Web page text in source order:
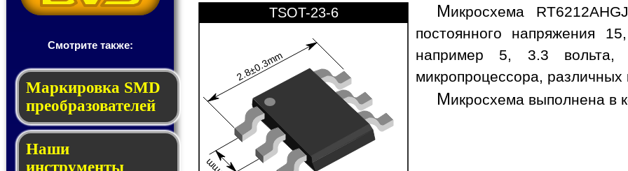
Смотрите также:
Мар­ки­ров­ка SMD
пре­об­ра­зо­ва­те­лей
Наши
инструменты
2.8±0.3mm
TSOT-23-6 Микросхема
постоянного напряжения
например 5, 3.3 вольта,
микропроцессора, различных
Микросхема выполнена в